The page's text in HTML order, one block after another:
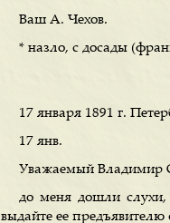
Ваш А. Чехов.
* назло, с досады
17 января 1891 г.
17 янв.
Уважаемый Владимир
до меня дошли слухи,
выдайте ее